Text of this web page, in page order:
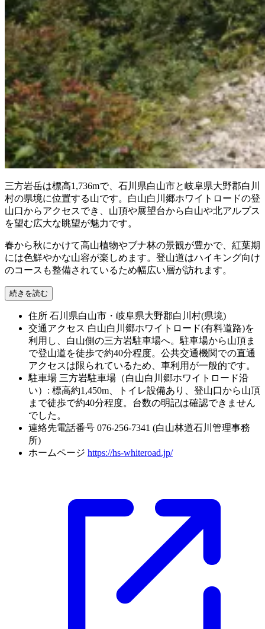
三方岩岳は標高1,736mで、石川県白山市と岐阜県大野郡白川
村の県境に位置する山です。白山白川郷ホワイトロードの登
山口からアクセスでき、山頂や展望台から白山や北アルプス
を望む広大な眺望が魅力です。
春から秋にかけて高山植物やブナ林の景観が豊かで、紅葉期
には色鮮やかな山容が楽しめます。登山道はハイキング向け
のコースも整備されているため幅広い層が訪れます。
続きを読む
住所 石川県白山市・岐阜県大野郡白川村(県境)
交通アクセス 白山白川郷ホワイトロード(有料道路)を
利用し、白山側の三方岩駐車場へ。駐車場から山頂ま
で登山道を徒歩で約40分程度。公共交通機関での直通
アクセスは限られているため、車利用が一般的です。
駐車場 三方岩駐車場（白山白川郷ホワイトロード沿
い）: 標高約1,450m、トイレ設備あり、登山口から山頂
まで徒歩で約40分程度。台数の明記は確認できません
でした。
連絡先電話番号 076-256-7341 (白山林道石川管理事務
所)
ホームページ https://hs-whiteroad.jp/